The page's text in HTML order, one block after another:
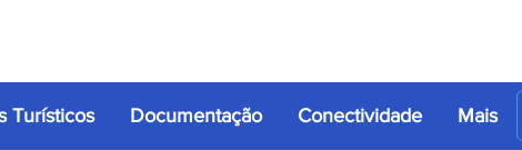
Turísticos Documentação Conectividade Mais